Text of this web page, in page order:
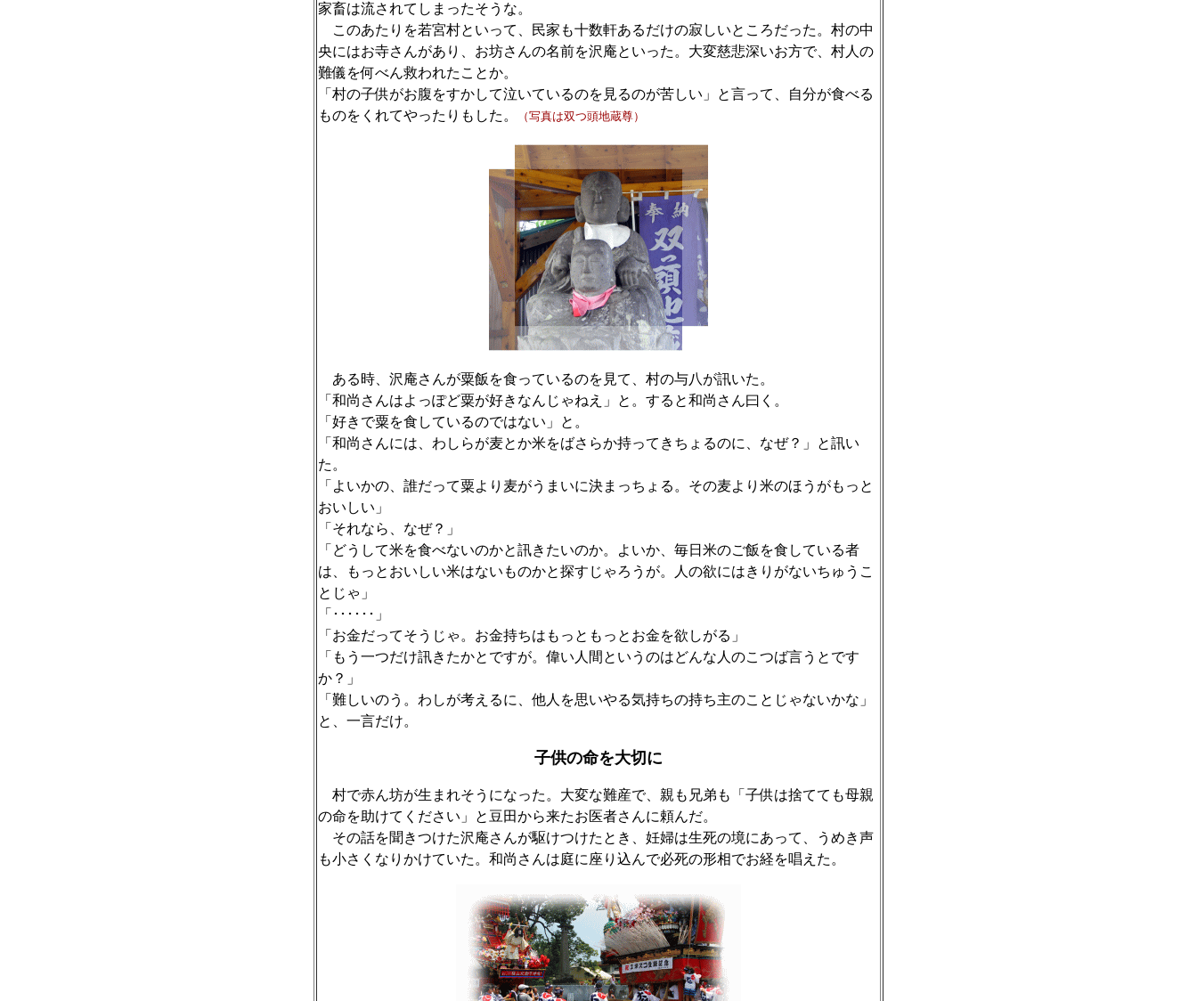
家畜は流されてしまったそうな。
このあたりを若宮村といって、民家も十数軒あるだけの寂しいところだった。村の中
央にはお寺さんがあり、お坊さんの名前を沢庵といった。大変慈悲深いお方で、村人の
難儀を何べん救われたことか。
「村の子供がお腹をすかして泣いているのを見るのが苦しい」と言って、自分が食べる
ものをくれてやったりもした。
（写真は双つ頭地蔵尊）
ある時、沢庵さんが粟飯を食っているのを見て、村の与八が訊いた。
「和尚さんはよっぽど粟が好きなんじゃねえ」と。すると和尚さん曰く。
「好きで粟を食しているのではない」と。
「和尚さんには、わしらが麦とか米をばさらか持ってきちょるのに、なぜ？」と訊い
た。
「よいかの、誰だって粟より麦がうまいに決まっちょる。その麦より米のほうがもっと
おいしい」
「それなら、なぜ？」
「どうして米を食べないのかと訊きたいのか。よいか、毎日米のご飯を食している者
は、もっとおいしい米はないものかと探すじゃろうが。人の欲にはきりがないちゅうこ
とじゃ」
「･･････」
「お金だってそうじゃ。お金持ちはもっともっとお金を欲しがる」
「もう一つだけ訊きたかとですが。偉い人間というのはどんな人のこつば言うとです
か？」
「難しいのう。わしが考えるに、他人を思いやる気持ちの持ち主のことじゃないかな」
と、一言だけ。
子供の命を大切に
村で赤ん坊が生まれそうになった。大変な難産で、親も兄弟も「子供は捨てても母親
の命を助けてください」と豆田から来たお医者さんに頼んだ。
その話を聞きつけた沢庵さんが駆けつけたとき、妊婦は生死の境にあって、うめき声
も小さくなりかけていた。和尚さんは庭に座り込んで必死の形相でお経を唱えた。